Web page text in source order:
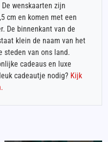
wenskaarten zijn
cm en komen met een
De binnenkant van de
klein de naam van het
steden van ons land.
cadeaus en luxe
cadeautje nodig? Kijk